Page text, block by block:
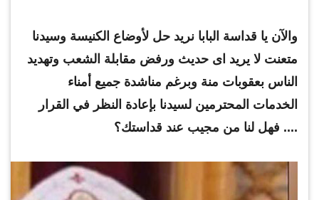
والآن يا قداسة البابا نريد حل لأوضاع الكنيسة وسيدنا
متعنت لا يريد اى حديث ورفض مقابلة الشعب وتهديد
الناس بعقوبات منة وبرغم مناشدة جميع أمناء
الخدمات المحترمين لسيدنا بإعادة النظر في القرار
.... فهل لنا من مجيب عند قداستك؟